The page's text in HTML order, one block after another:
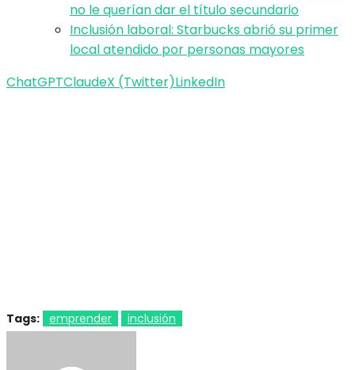
no le querían dar el título secundario
Inclusión laboral: Starbucks abrió su primer
local atendido por personas mayores
ChatGPTClaudeX (Twitter)LinkedIn
Tags: emprender inclusión